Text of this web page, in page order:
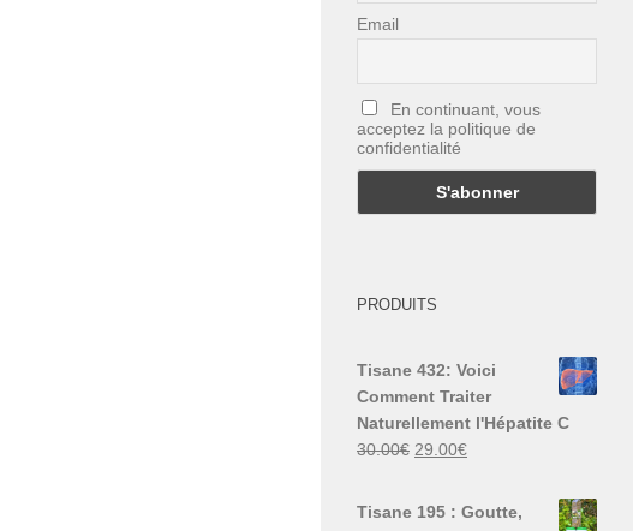
Email
En continuant, vous
acceptez la politique de
confidentialité
PRODUITS
Tisane 432: Voici
Comment Traiter
Naturellement l'Hépatite C
30.00€ Le
29.00€Le
Tisane 195 : Goutte,